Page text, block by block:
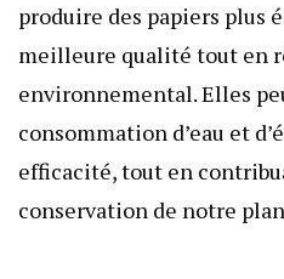
produire des papiers plus
meilleure qualité tout en
environnemental. Elles
consommation d’eau et
efficacité, tout en
conservation de notre